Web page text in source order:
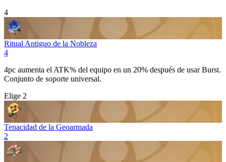
4
Ritual Antiguo de la Nobleza
4
4pc aumenta el ATK% del equipo en un 20% después de usarBurst.
Conjunto de soporte universal.
Elige 2
Tenacidad de la Geoarmada
2